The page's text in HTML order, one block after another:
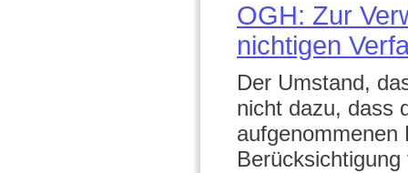
OGH: Zur
nichtigen
Der Umstand,
nicht dazu, dass
aufgenommenen